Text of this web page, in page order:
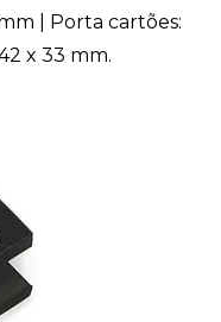
| Porta cartões:
x 33 mm.